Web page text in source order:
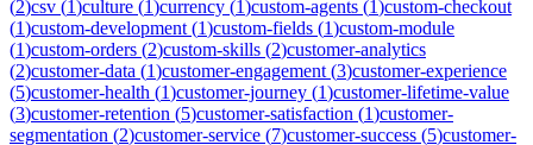
(2)csv (1)culture (1)currency (1)custom-agents (1)custom-checkout
(1)custom-development (1)custom-fields (1)custom-module
(1)custom-orders (2)custom-skills (2)customer-analytics
(2)customer-data (1)customer-engagement (3)customer-experience
(5)customer-health (1)customer-journey (1)customer-lifetime-value
(3)customer-retention (5)customer-satisfaction (1)customer-
segmentation (2)customer-service (7)customer-success (5)customer-